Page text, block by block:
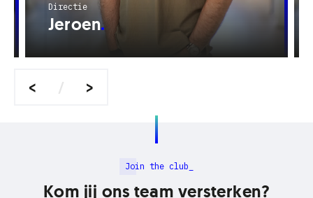
Directie
Jeroen
< / >
Join the club_
Kom jij ons team versterken?